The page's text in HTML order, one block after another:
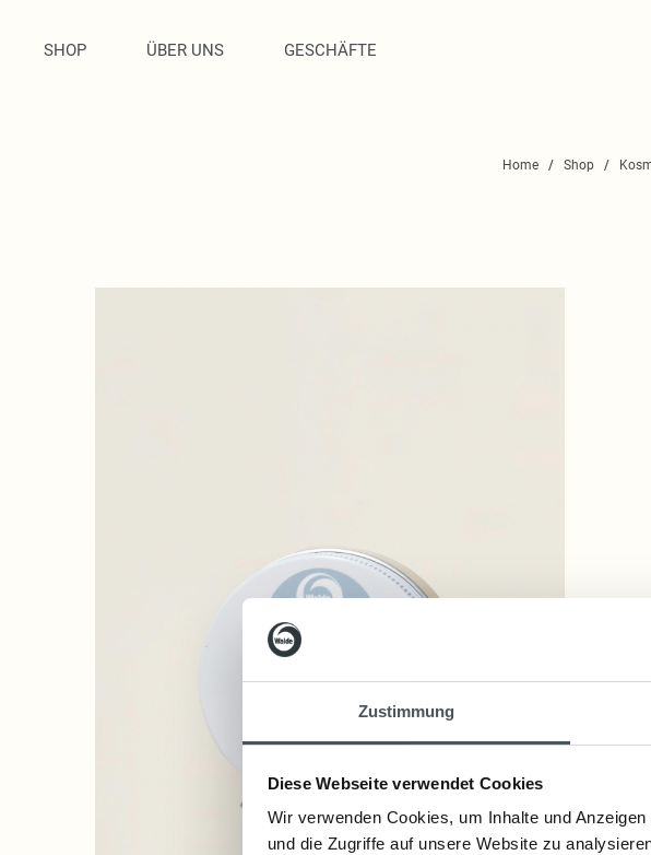
Zustimmung
Diese Webseite verwendet Cookies
Wir verwenden Cookies, um Inhalte und
und die Zugriffe auf unsere Website zu
SHOP ÜBER UNS GESCHÄFTE
Home Shop